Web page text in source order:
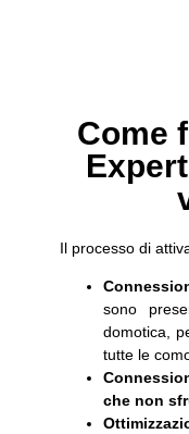
Come
Il processo di
sono
domotica,
tutte le
che non